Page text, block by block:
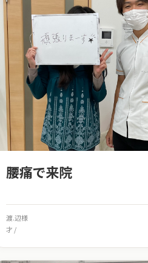
腰痛で来院
渡.辺様
才 /